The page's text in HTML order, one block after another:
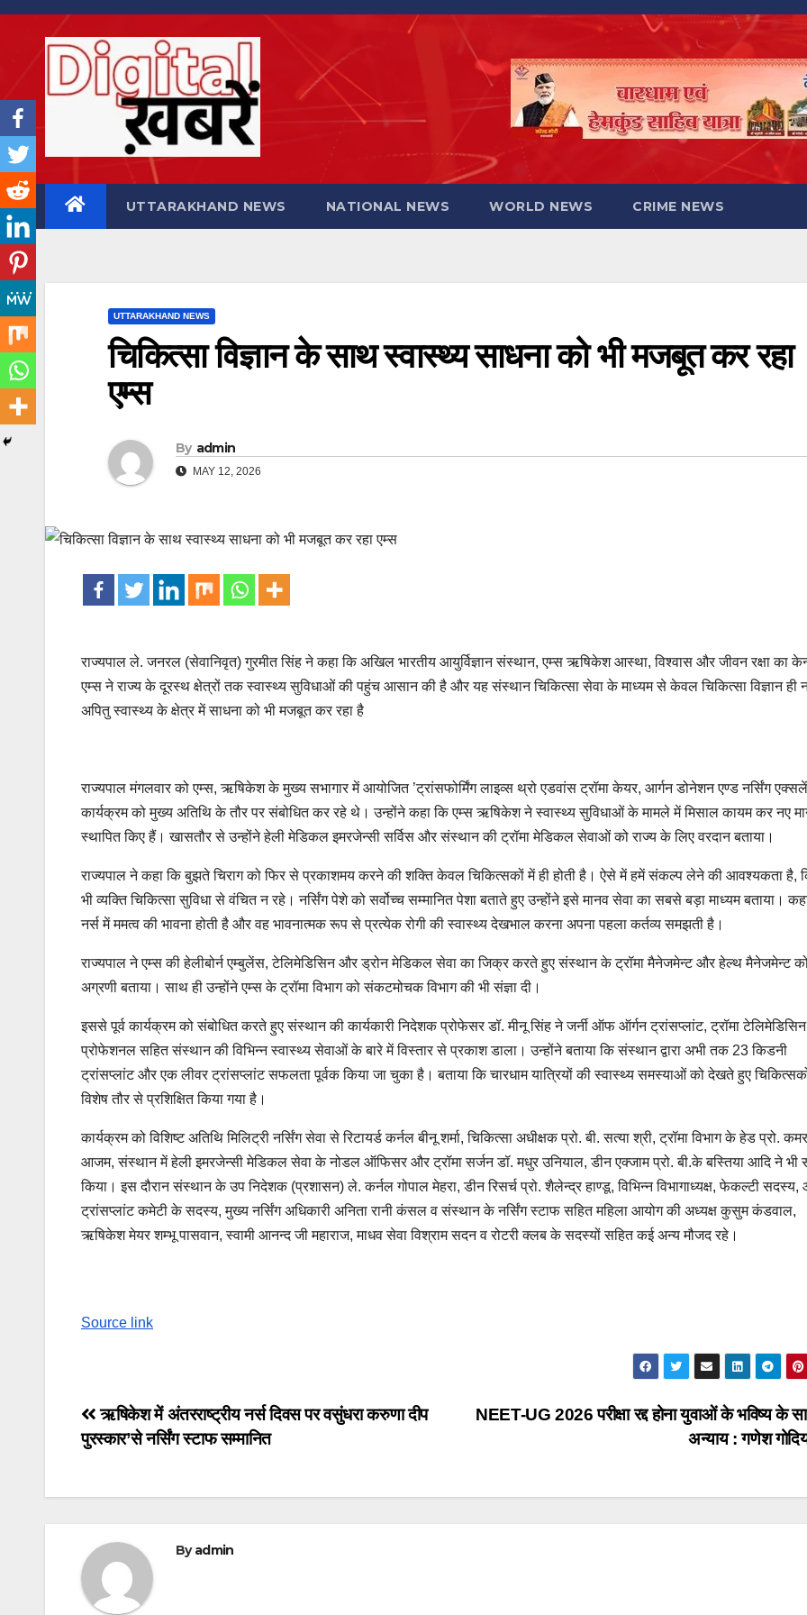
Skip
UTTARAKHAND NEWS NATIONAL NEWS WORLD NEWS CRIME NEWS
UTTARAKHAND NEWS
चिकित्सा विज्ञान के साथ स्वास्थ्य साधना को भी मजबूत कर रहा
एम्स
By admin
MAY 12, 2026
राज्यपाल ले. जनरल (सेवानिवृत) गुरमीत सिंह ने कहा कि अखिल भारतीय आयुर्विज्ञान संस्थान, एम्स ऋषिकेश आस्था, विश्वास और जीवन रक्षा का
एम्स ने राज्य के दूरस्थ क्षेत्रों तक स्वास्थ्य सुविधाओं की पहुंच आसान की है और यह संस्थान चिकित्सा सेवा के माध्यम से केवल चिकित्सा विज्ञान ही
अपितु स्वास्थ्य के क्षेत्र में साधना को भी मजबूत कर रहा है
राज्यपाल मंगलवार को एम्स, ऋषिकेश के मुख्य सभागार में आयोजित ’ट्रांसफोर्मिंग लाइव्स थ्रो एडवांस ट्रॉमा केयर, आर्गन डोनेशन एण्ड नर्सिंग
कार्यक्रम को मुख्य अतिथि के तौर पर संबोधित कर रहे थे। उन्होंने कहा कि एम्स ऋषिकेश ने स्वास्थ्य सुविधाओं के मामले में मिसाल कायम कर नए
स्थापित किए हैं। खासतौर से उन्होंने हेली मेडिकल इमरजेन्सी सर्विस और संस्थान की ट्रॉमा मेडिकल सेवाओं को राज्य के लिए वरदान बताया।
राज्यपाल ने कहा कि बुझते चिराग को फिर से प्रकाशमय करने की शक्ति केवल चिकित्सकों में ही होती है। ऐसे में हमें संकल्प लेने की आवश्यकता है,
भी व्यक्ति चिकित्सा सुविधा से वंचित न रहे। नर्सिंग पेशे को सर्वोच्च सम्मानित पेशा बताते हुए उन्होंने इसे मानव सेवा का सबसे बड़ा माध्यम बताया।
नर्स में ममत्व की भावना होती है और वह भावनात्मक रूप से प्रत्येक रोगी की स्वास्थ्य देखभाल करना अपना पहला कर्तव्य समझती है।
राज्यपाल ने एम्स की हेलीबोर्न एम्बुलेंस, टेलिमेडिसिन और ड्रोन मेडिकल सेवा का जिक्र करते हुए संस्थान के ट्रॉमा मैनेजमेन्ट और हेल्थ मैनेजमेन्ट
अग्रणी बताया। साथ ही उन्होंने एम्स के ट्रॉमा विभाग को संकटमोचक विभाग की भी संज्ञा दी।
इससे पूर्व कार्यक्रम को संबोधित करते हुए संस्थान की कार्यकारी निदेशक प्रोफेसर डॉ. मीनू सिंह ने जर्नी ऑफ ऑर्गन ट्रांसप्लांट, ट्रॉमा
प्रोफेशनल सहित संस्थान की विभिन्न स्वास्थ्य सेवाओं के बारे में विस्तार से प्रकाश डाला। उन्होंने बताया कि संस्थान द्वारा अभी तक 23 किडनी
ट्रांसप्लांट और एक लीवर ट्रांसप्लांट सफलता पूर्वक किया जा चुका है। बताया कि चारधाम यात्रियों की स्वास्थ्य समस्याओं को देखते हुए
विशेष तौर से प्रशिक्षित किया गया है।
कार्यक्रम को विशिष्ट अतिथि मिलिट्री नर्सिंग सेवा से रिटायर्ड कर्नल बीनू शर्मा, चिकित्सा अधीक्षक प्रो. बी. सत्या श्री, ट्रॉमा विभाग के हेड प्रो. कमर
आजम, संस्थान में हेली इमरजेन्सी मेडिकल सेवा के नोडल ऑफिसर और ट्रॉमा सर्जन डॉ. मधुर उनियाल, डीन एक्जाम प्रो. बी.के बस्तिया आदि ने भी
किया। इस दौरान संस्थान के उप निदेशक (प्रशासन) ले. कर्नल गोपाल मेहरा, डीन रिसर्च प्रो. शैलेन्द्र हाण्डू, विभिन्न विभागाध्यक्ष, फेकल्टी सदस्य,
ट्रांसप्लांट कमेटी के सदस्य, मुख्य नर्सिंग अधिकारी अनिता रानी कंसल व संस्थान के नर्सिंग स्टाफ सहित महिला आयोग की अध्यक्ष कुसुम कंडवाल,
ऋषिकेश मेयर शम्भू पासवान, स्वामी आनन्द जी महाराज, माधव सेवा विश्राम सदन व रोटरी क्लब के सदस्यों सहित कई अन्य मौजद रहे।
Source link
Post
navigation
NEET-UG 2026 परीक्षा रद्द होना युवाओं के भविष्य के
अन्याय : गणेश
ऋषिकेश में अंतरराष्ट्रीय नर्स दिवस पर वसुंधरा करुणा दीप
पुरस्कार’से नर्सिंग स्टाफ सम्मानित
Byadmin